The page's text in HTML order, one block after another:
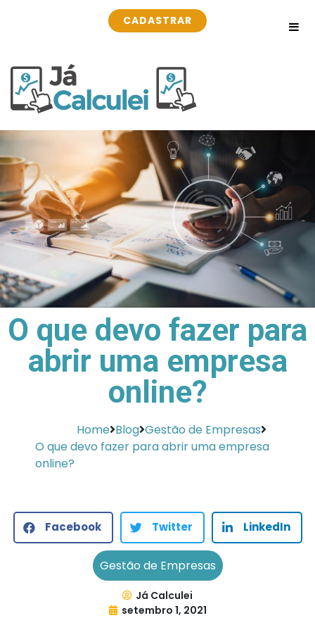
CADASTRAR
O que devo fazer para
abrir uma empresa
online?
Home Blog Gestão de Empresas
O que devo fazer para abrir uma empresa
online?
Facebook Twitter LinkedIn
Gestão de Empresas
Já Calculei
setembro 1, 2021